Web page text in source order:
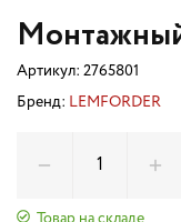
Артикул: 2765801
Бренд: LEMFORDER
Товар на складе